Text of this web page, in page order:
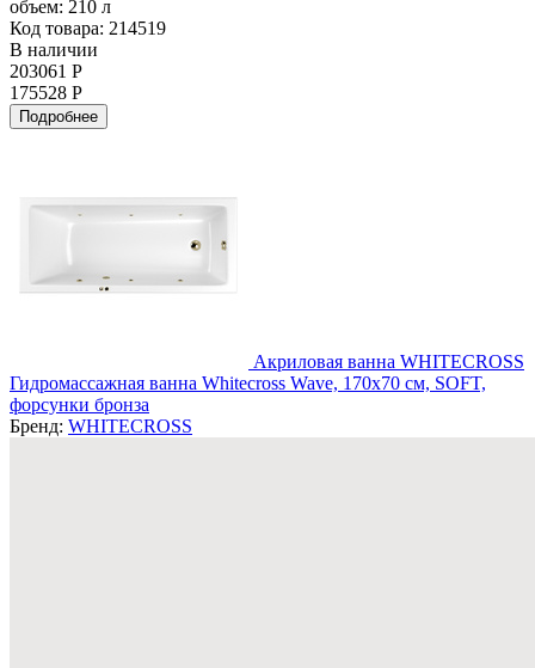
объем: 210 л
Код товара: 214519
В наличии
203061 Р
175528 Р
Подробнее
Акриловая ванна WHITECROSS
Гидромассажная ванна Whitecross Wave, 170x70 см, SOFT,
форсунки бронза
Бренд: WHITECROSS